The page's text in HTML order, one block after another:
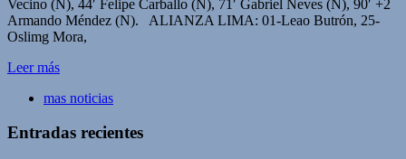
Vecino (N), 44′ Felipe Carballo (N), 71′ Gabriel Neves (N), 90′ +2
Armando Méndez (N). ALIANZA LIMA: 01-Leao Butrón, 25-
Oslimg Mora,
Leer más
mas noticias
Entradas recientes